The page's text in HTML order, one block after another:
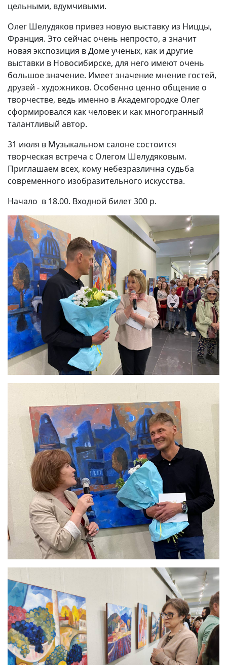
цельными, вдумчивыми.
Олег Шелудяков привез новую выставку из Ниццы,
Франция. Это сейчас очень непросто, а значит
новая экспозиция в Доме ученых, как и другие
выставки в Новосибирске, для него имеют очень
большое значение. Имеет значение мнение гостей,
друзей - художников. Особенно ценно общение о
творчестве, ведь именно в Академгородке Олег
сформировался как человек и как многогранный
талантливый автор.
31 июля в Музыкальном салоне состоится
творческая встреча с Олегом Шелудяковым.
Приглашаем всех, кому небезразлична судьба
современного изобразительного искусства.
Начало в 18.00. Входной билет 300 р.